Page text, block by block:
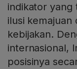
indikator yang
ilusi kemajuan
kebijakan.
internasional,
posisinya